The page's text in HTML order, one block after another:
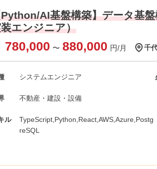
AI基盤構築】データ基
エンジニア）
780,000 〜 880,000 円/月 千
システムエンジニア
不動産・建設・設備
ル
TypeScript,Python,React,AWS,Azure,Postg
reSQL